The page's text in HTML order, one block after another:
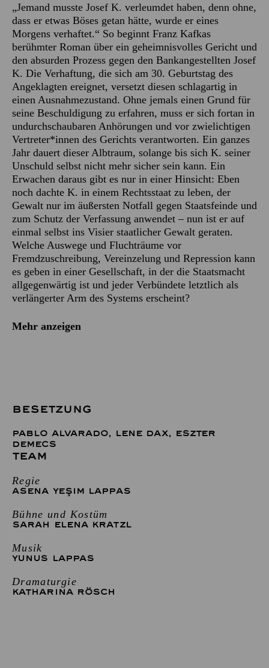
„Jemand musste Josef K. verleumdet haben, denn ohne,
dass er etwas Böses getan hätte, wurde er eines
Morgens verhaftet.“ So beginnt Franz Kafkas
berühmter Roman über ein geheimnisvolles Gericht und
den absurden Prozess gegen den Bankangestellten Josef
K. Die Verhaftung, die sich am 30. Geburtstag des
Angeklagten ereignet, versetzt diesen schlagartig in
einen Ausnahmezustand. Ohne jemals einen Grund für
seine Beschuldigung zu erfahren, muss er sich fortan in
undurchschaubaren Anhörungen und vor zwielichtigen
Vertreter*innen des Gerichts verantworten. Ein ganzes
Jahr dauert dieser Albtraum, solange bis sich K. seiner
Unschuld selbst nicht mehr sicher sein kann. Ein
Erwachen daraus gibt es nur in einer Hinsicht: Eben
noch dachte K. in einem Rechtsstaat zu leben, der
Gewalt nur im äußersten Notfall gegen Staatsfeinde und
zum Schutz der Verfassung anwendet – nun ist er auf
einmal selbst ins Visier staatlicher Gewalt geraten.
Welche Auswege und Fluchträume vor
Fremdzuschreibung, Vereinzelung und Repression kann
es geben in einer Gesellschaft, in der die Staatsmacht
allgegenwärtig ist und jeder Verbündete letztlich als
verlängerter Arm des Systems erscheint?
Mehr anzeigen
BESETZUNG
PABLO ALVARADO, LENE DAX, ESZTER
DEMECS
TEAM
Regie
ASENA YEŞIM LAPPAS
Bühne und Kostüm
SARAH ELENA KRATZL
Musik
YUNUS LAPPAS
Dramaturgie
KATHARINA RÖSCH